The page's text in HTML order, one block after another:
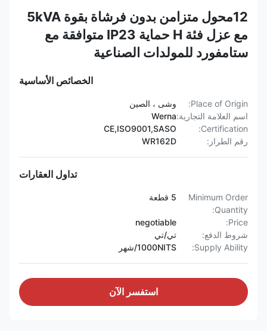
12محول متزامن بدون فرشاة بقوة 5kVA
مع عزل فئة H حماية IP23 متوافقة مع
ستامفورد للمولدات الصناعية
الخصائص الأساسية
Place of Origin:
وشى ، الصين
اسم العلامة التجارية:Werna
Certification:
CE,ISO9001,SASO
رقم الطراز:
WR162D
تداول العقارات
Minimum Order
Quantity:
5 قطعة
Price:
negotiable
شروط الدفع:
تي/تي
Supply Ability:
1000NITS/شهر
استفسر الآن